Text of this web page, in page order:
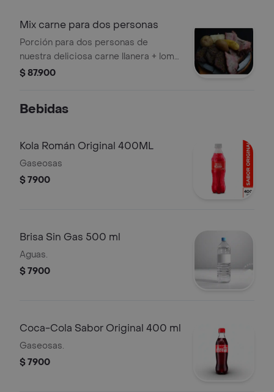
Mix carne para dos personas
Porción para dos personas de
nuestra deliciosa carne llanera + lomo
de res, papa, yuca, maduro, aji y salsa
$ 87.900
Bebidas
Kola Román Original 400ML
Gaseosas
$ 7900
Brisa Sin Gas 500 ml
Aguas.
$ 7900
Coca-Cola Sabor Original 400 ml
Gaseosas.
$ 7900